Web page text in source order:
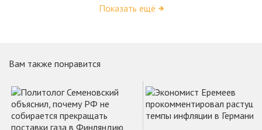
Показать ещё
Вам также понравится